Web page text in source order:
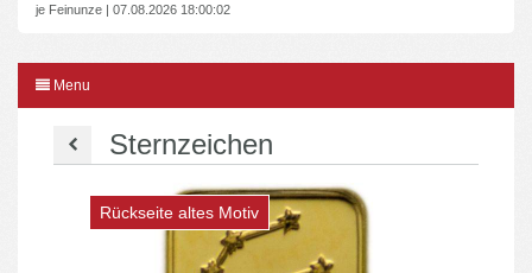
je Feinunze | 07.08.2026 18:00:02
Menu
Sternzeichen
Rückseite altes Motiv